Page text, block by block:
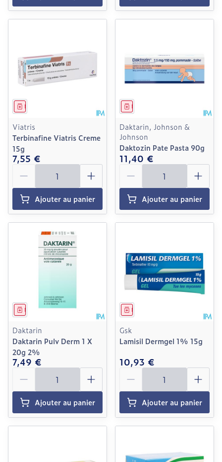
Médicament
Viatris
Terbinafine Viatris Creme
15g
7,55 €
Quantité
Ajouter au panier
Médicament
Daktarin, Johnson &
Johnson
Daktozin Pate Pasta 90g
11,40 €
Quantité
Ajouter au panier
Médicament
Daktarin
Daktarin Pulv Derm 1 X
20g 2%
7,49 €
Quantité
Ajouter au panier
Médicament
Gsk
Lamisil Dermgel 1% 15g
10,93 €
Quantité
Ajouter au panier